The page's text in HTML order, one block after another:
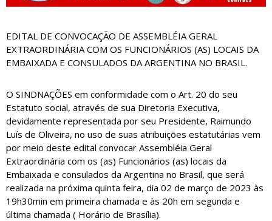
EDITAL DE CONVOCAÇÃO DE ASSEMBLÉIA GERAL
EXTRAORDINÁRIA COM OS FUNCIONÁRIOS (AS) LOCAIS DA
EMBAIXADA E CONSULADOS DA ARGENTINA NO BRASIL.
O SINDNAÇÕES em conformidade com o Art. 20 do seu
Estatuto social, através de sua Diretoria Executiva,
devidamente representada por seu Presidente, Raimundo
Luís de Oliveira, no uso de suas atribuições estatutárias vem
por meio deste edital convocar Assembléia Geral
Extraordinária com os (as) Funcionários (as) locais da
Embaixada e consulados da Argentina no Brasil, que será
realizada na próxima quinta feira, dia 02 de março de 2023 às
19h30min em primeira chamada e às 20h em segunda e
última chamada ( Horário de Brasília).